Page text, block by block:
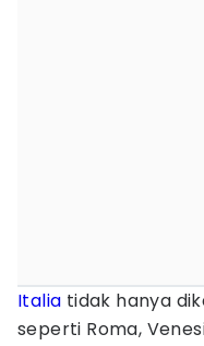
Italia tidak hanya
seperti Roma,